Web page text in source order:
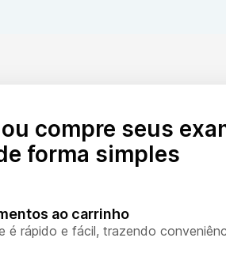
compre seus
forma simples
ao carrinho
é rápido e fácil, trazendo